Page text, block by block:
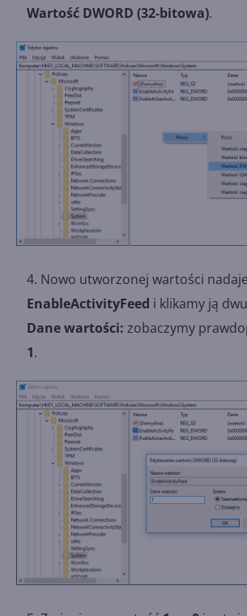
Wartość DWORD (32-bitowa).
Nowo utworzonej wartości
EnableActivityFeed i klikamy ją
Dane wartości: zobaczymy
1.